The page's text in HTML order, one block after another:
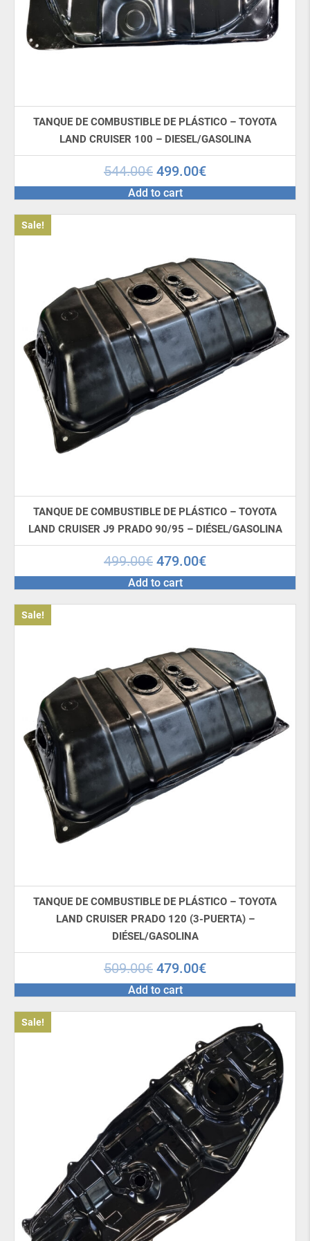
TANQUE DE COMBUSTIBLE DE PLÁSTICO – TOYOTA
LAND CRUISER 100 – DIESEL/GASOLINA
544.00€ 499.00€
Add to cart
Sale!
TANQUE DE COMBUSTIBLE DE PLÁSTICO – TOYOTA
LAND CRUISER J9 PRADO 90/95 – DIÉSEL/GASOLINA
499.00€ 479.00€
Add to cart
Sale!
TANQUE DE COMBUSTIBLE DE PLÁSTICO – TOYOTA
LAND CRUISER PRADO 120 (3-PUERTA) –
DIÉSEL/GASOLINA
509.00€ 479.00€
Add to cart
Sale!